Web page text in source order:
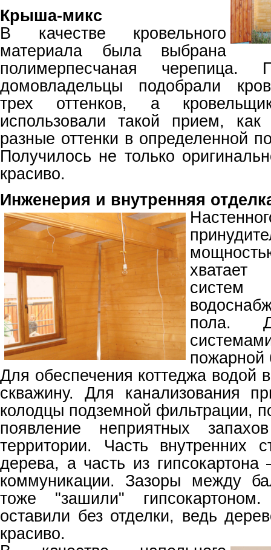
Крыша-микс
В качестве кровельного
материала была выбрана
полимерпесчаная черепица.
домовладельцы подобрали
трех оттенков, а
использовали такой прием,
разные оттенки в определенной
Получилось не только
красиво.
Инженерия и внутренняя
пола.
пожарной
Для обеспечения коттеджа водой
скважину. Для канализования
колодцы подземной фильтрации,
появление неприятных
территории. Часть внутренних
дерева, а часть из
коммуникации. Зазоры между
тоже "зашили"
оставили без отделки, ведь
красиво.